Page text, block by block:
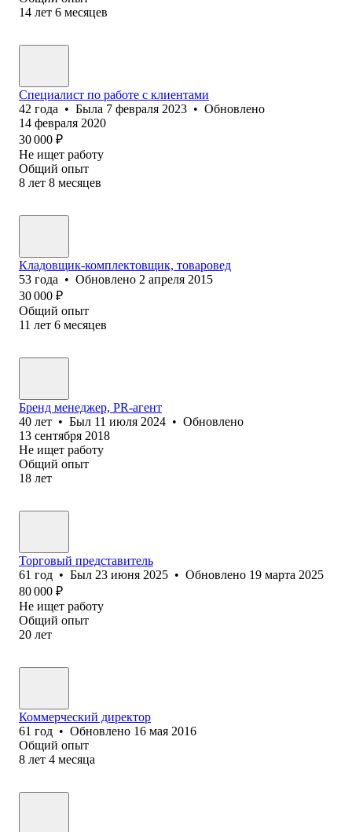
14 лет 6 месяцев
Специалист по работе с клиентами
42 года • Была 7 февраля 2023 • Обновлено
14 февраля 2020
30 000 ₽
Не ищет работу
Общий опыт
8 лет 8 месяцев
Кладовщик-комплектовщик, товаровед
53 года • Обновлено 2 апреля 2015
30 000 ₽
Общий опыт
11 лет 6 месяцев
Бренд менеджер, PR-агент
40 лет • Был 11 июля 2024 • Обновлено
13 сентября 2018
Не ищет работу
Общий опыт
18 лет
Торговый представитель
61 год • Был 23 июня 2025 • Обновлено 19 марта 2025
80 000 ₽
Не ищет работу
Общий опыт
20 лет
Коммерческий директор
61 год • Обновлено 16 мая 2016
Общий опыт
8 лет 4 месяца